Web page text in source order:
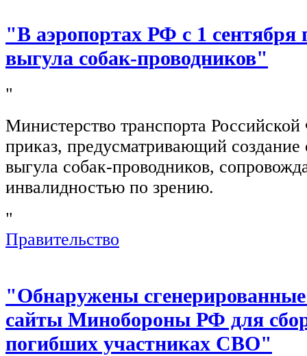
"В аэропортах РФ с 1 сентября
выгула собак-проводников"
"
Министерство транспорта
приказ, предусматривающий создание
выгула собак-проводников,
инвалидностью по зрению.
"
Правительство
"Обнаружены
сайты Минобороны РФ для
погибших участниках СВО"